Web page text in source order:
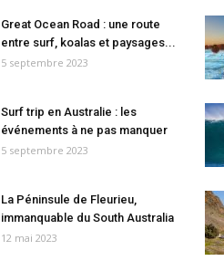
Great Ocean Road : une route
entre surf, koalas et paysages...
5 septembre 2023
Surf trip en Australie : les
événements à ne pas manquer
5 septembre 2023
La Péninsule de Fleurieu,
immanquable du South Australia
12 mai 2023